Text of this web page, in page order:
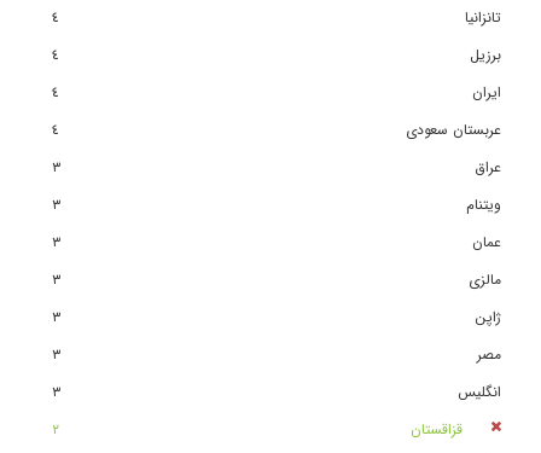
تانزانیا
٤
برزیل
٤
ایران
٤
عربستان سعودی
٤
عراق
٣
ویتنام
٣
عمان
٣
مالزی
٣
ژاپن
٣
مصر
٣
انگلیس
٣
قزاقستان
٢